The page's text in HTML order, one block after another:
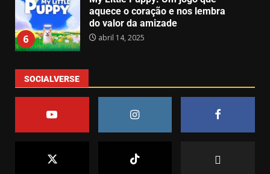
6
aquece o coração e nos lembra
do valor da amizade
abril 14, 2025
Catálogo da Microsoft Está
SOCIALVERSE